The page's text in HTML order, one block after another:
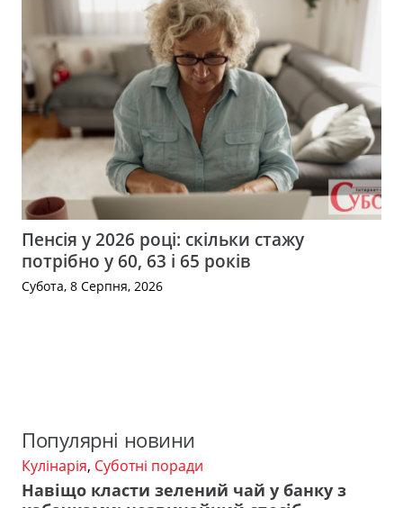
Пенсія у 2026 році: скільки стажу
потрібно у 60, 63 і 65 років
Субота, 8 Серпня, 2026
Популярні новини
Кулінарія, Суботні поради
Навіщо класти зелений чай у банку з